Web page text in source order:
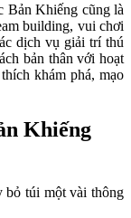
Bản Khiếng cũng là
building, vui chơi
dịch vụ giải trí thú
bản thân với hoạt
khám phá, mạo
Khiếng
bỏ túi một vài thông